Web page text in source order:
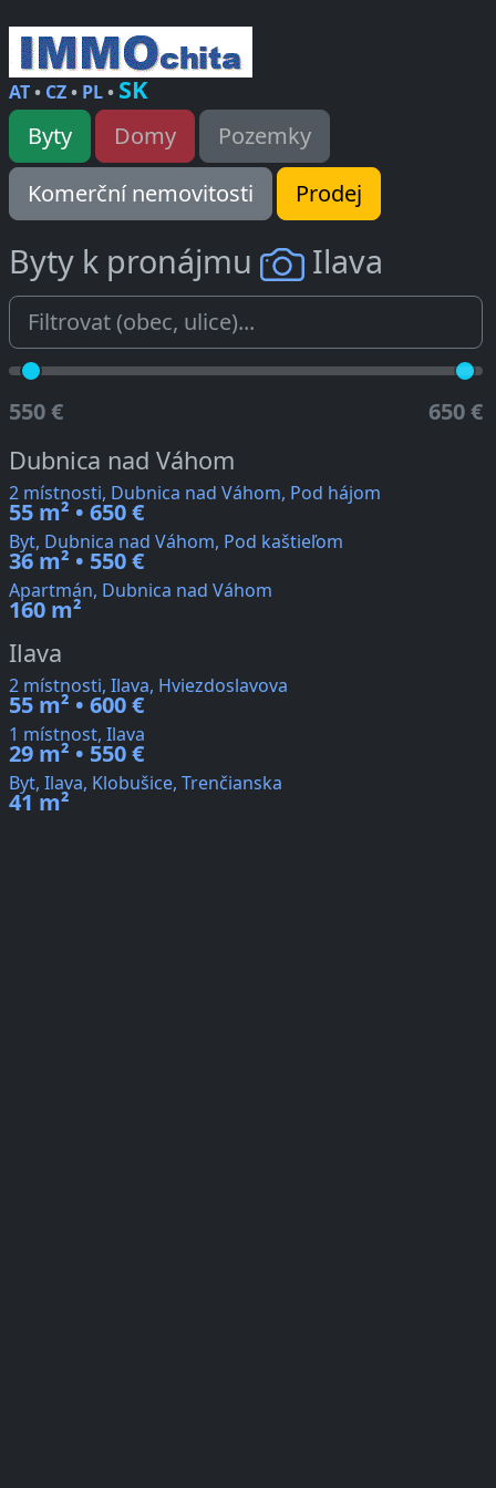
AT• CZ• PL• SK
Byty Domy
Pozemky
Komerční nemovitosti
Prodej
Byty k pronájmu Ilava
550 € 650 €
Dubnica nad Váhom
2 místnosti, Dubnica nad Váhom, Pod hájom
55 m² • 650 €
Byt, Dubnica nad Váhom, Pod kaštieľom
36 m² • 550 €
Apartmán, Dubnica nad Váhom
160 m²
Ilava
2 místnosti, Ilava, Hviezdoslavova
55 m² • 600 €
1 místnost, Ilava
29 m² • 550 €
Byt, Ilava, Klobušice, Trenčianska
41 m²